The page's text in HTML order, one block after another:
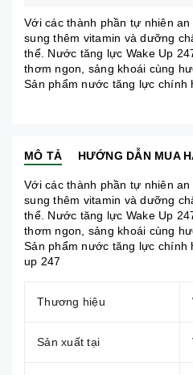
Với các thành phần tự nhiên
sung thêm vitamin và dưỡng
thể. Nước tăng lực Wake Up
thơm ngon, sảng khoái cùng
Sản phẩm nước tăng lực chính
MÔ TẢ HƯỚNG DẪN MUA
Với các thành phần tự nhiên
sung thêm vitamin và dưỡng
thể. Nước tăng lực Wake Up
thơm ngon, sảng khoái cùng
Sản phẩm nước tăng lực chính
up 247
Thương hiệu
Sản xuất tại